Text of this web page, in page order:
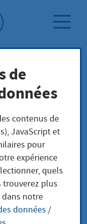
oder die
de
contenus de
JavaScript et
pour
expérience
quels
trouverez plus
dans notre
données /